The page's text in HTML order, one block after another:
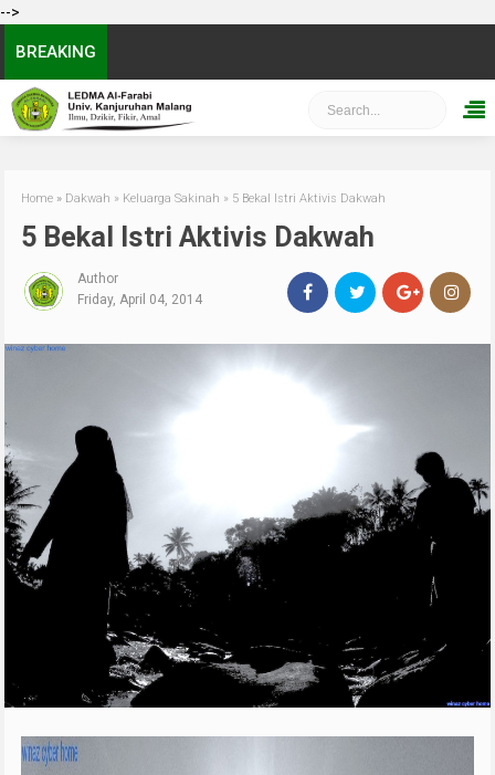
-->
BREAKING
Home » Dakwah » Keluarga Sakinah » 5 Bekal Istri Aktivis Dakwah
5 Bekal Istri Aktivis Dakwah
Author
Friday, April 04, 2014